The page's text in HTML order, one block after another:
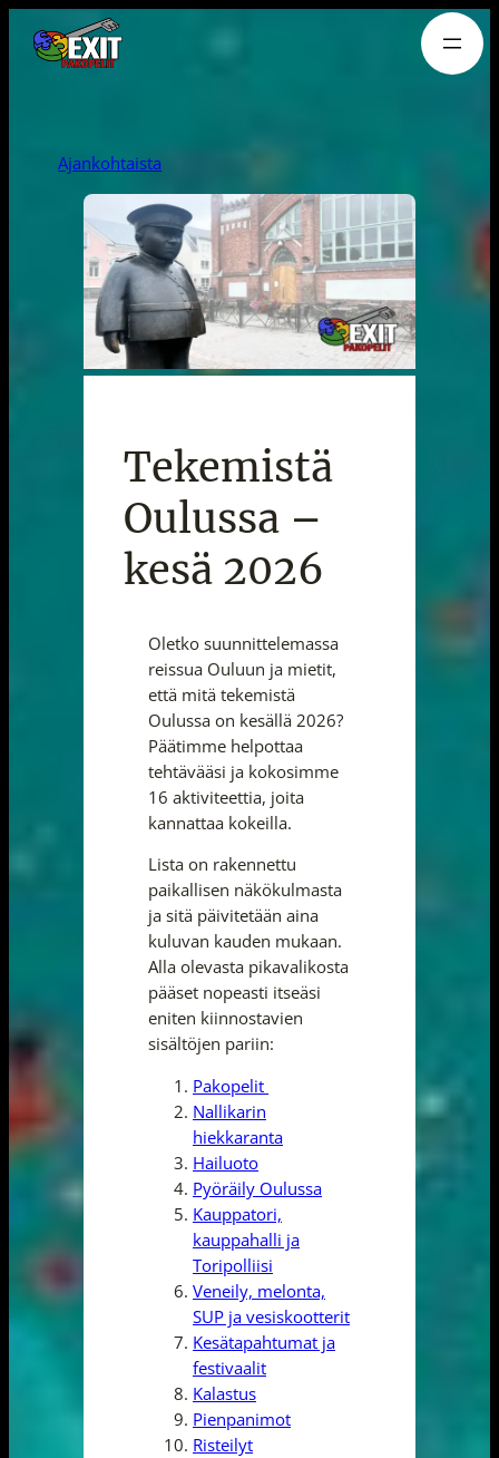
sisältöön
Ajankohtaista
Tekemistä
Oulussa –
kesä 2026
Oletko suunnittelemassa
reissua Ouluun ja mietit,
että mitä tekemistä
Oulussa on kesällä 2026?
Päätimme helpottaa
tehtävääsi ja kokosimme
16 aktiviteettia, joita
kannattaa kokeilla.
Lista on rakennettu
paikallisen näkökulmasta
ja sitä päivitetään aina
kuluvan kauden mukaan.
Alla olevasta pikavalikosta
pääset nopeasti itseäsi
eniten kiinnostavien
sisältöjen pariin:
Pakopelit
Nallikarin
hiekkaranta
Hailuoto
Pyöräily Oulussa
Kauppatori,
kauppahalli ja
Toripolliisi
Veneily, melonta,
SUP ja vesiskootterit
Kesätapahtumat ja
festivaalit
Kalastus
Pienpanimot
Risteilyt